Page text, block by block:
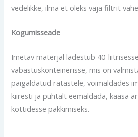
vedelikke, ilma et oleks vaja filtrit
Kogumisseade
Imetav materjal ladestub 40-liitrisesse
vabastuskonteinerisse, mis on
paigaldatud ratastele, võimaldades
kiiresti ja puhtalt eemaldada, kaasa
kottidesse pakkimiseks.